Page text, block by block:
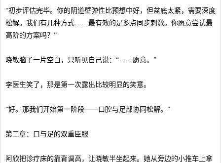
“初步评估完毕。你的阴道壁弹性比预想中好，但盆底太紧，需要深度
松解。我们有几种方式……最有效的是多点同步刺激。你愿意尝试最
高阶的方案吗？”
晓敏脑子一片空白，只听见自己说：“……愿意。”
李医生笑了，那是第一次露出比较明显的笑意。
“好。那我们开始第一阶段——口腔与足部协同松解。”
第二章：口与足的双重臣服
阿欣把诊疗床的靠背调高，让晓敏半坐起来。她从旁边的小推车上拿